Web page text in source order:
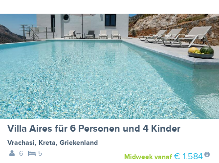
Villa Aires für 6 Personen und 4 Kinder
Vrachasi, Kreta, Griekenland
6
5 Midweekvanaf € 1.584